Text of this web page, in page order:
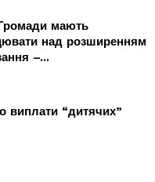
мають
над розширенням
–...
виплати “дитячих”